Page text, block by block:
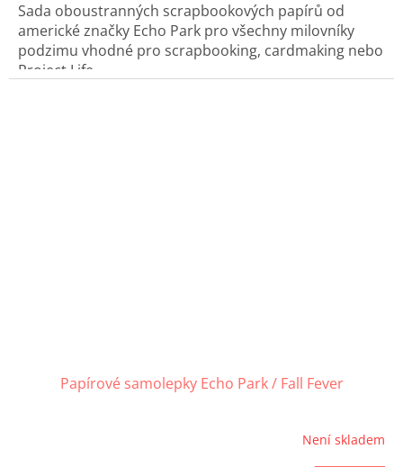
Sada oboustranných scrapbookových papírů od
americké značky Echo Park pro všechny milovníky
podzimu vhodné pro scrapbooking, cardmaking nebo
Project Life.
Papírové samolepky Echo Park / Fall Fever
Není skladem